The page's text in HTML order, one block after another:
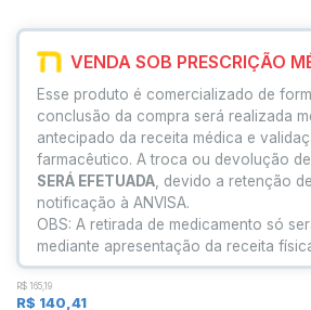
VENDA SOB PRESCRIÇÃO
Esse produto é comercializado de
conclusão da compra será realizada
antecipado da receita médica e
farmacêutico. A troca ou devolução
SERÁ EFETUADA , devido a retenção
notificação à ANVISA.
OBS: A retirada de medicamento só
mediante apresentação da receita
R$ 165,19
R$ 140,41